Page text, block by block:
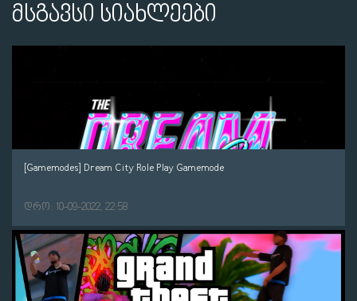
მსგავსი სიახლეები
[Gamemodes] Dream City Role Play Gamemode
დრო: 10-09-2022, 22:58